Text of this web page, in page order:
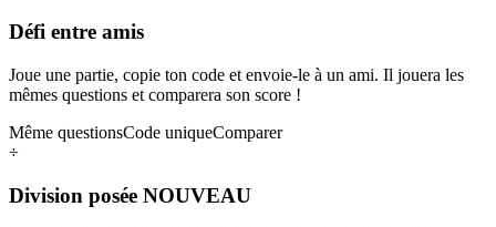
Défi entre amis
Joue une partie, copie ton code et envoie-le à un ami. Il jouera les
mêmes questions et comparera son score !
Même questionsCode uniqueComparer
÷
Division posée NOUVEAU